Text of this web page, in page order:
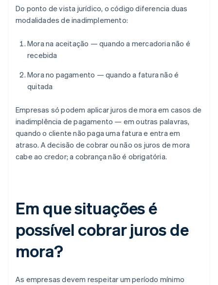
Do ponto de vista jurídico, o código diferencia duas
modalidades de inadimplemento:
Mora na aceitação — quando a mercadoria não é
recebida
Mora no pagamento — quando a fatura não é
quitada
Empresas só podem aplicar juros de mora em casos de
inadimplência de pagamento — em outras palavras,
quando o cliente não paga uma fatura e entra em
atraso. A decisão de cobrar ou não os juros de mora
cabe ao credor; a cobrança não é obrigatória.
Em que situações é
possível cobrar juros de
mora?
As empresas devem respeitar um período mínimo